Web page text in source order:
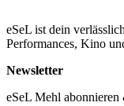
eSeL ist dein
Performances, Kino
Newsletter
eSeL Mehl